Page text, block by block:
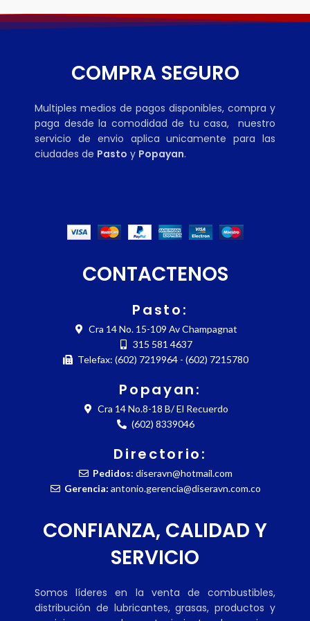
COMPRA SEGURO
Multiples medios de pagos disponibles, compra y
paga desde la comodidad de tu casa, nuestro
servicio de envio aplica unicamente para las
ciudades de Pasto y Popayan.
CONTACTENOS
Pasto:
Cra 14 No. 15-109 Av Champagnat
315 581 4637
Telefax: (602) 7219964 - (602) 7215780
Popayan:
Cra 14 No.8-18 B/ El Recuerdo
(602) 8339046
Directorio:
Pedidos: diseravn@hotmail.com
Gerencia: antonio.gerencia@diseravn.com.co
CONFIANZA, CALIDAD Y
SERVICIO
Somos líderes en la venta de combustibles,
distribución de lubricantes, grasas, productos y